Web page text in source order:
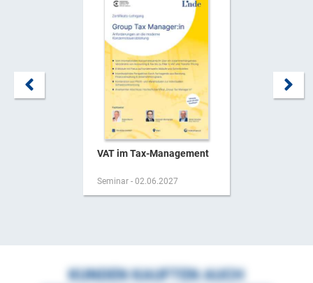
VAT im Tax-Management
Seminar - 02.06.2027
KUNDEN KAUFTEN AUCH